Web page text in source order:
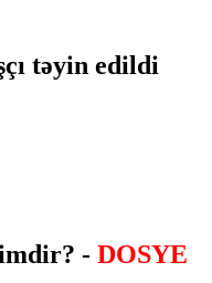
təyin edildi
- DOSYE